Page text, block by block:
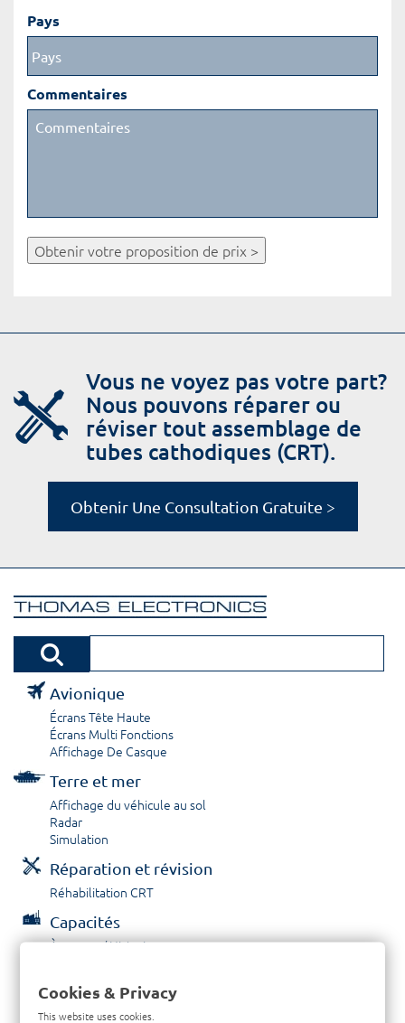
Pays
Commentaires
Obtenir votre proposition de prix >
Vous ne voyez pas votre part?
Nous pouvons réparer ou
réviser tout assemblage de
tubes cathodiques (CRT).
Obtenir Une Consultation Gratuite >
Avionique
Écrans Tête Haute
Écrans Multi Fonctions
Affichage De Casque
Terre et mer
Affichage du véhicule au sol
Radar
Simulation
Réparation et révision
Réhabilitation CRT
Capacités
À propos / Historique
Contactez nous
Cookies & Privacy
This website uses cookies.